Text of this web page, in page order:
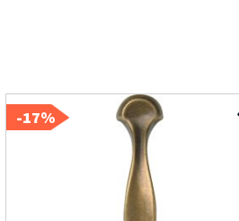
17%-